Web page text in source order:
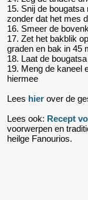
15. Snij de
zonder dat het mes
16. Smeer de
17. Zet het bakblik
graden en bak in 45
18. Laat de
19. Meng de kaneel
hiermee
Lees hier over de
Lees ook: Recept
voorwerpen en
heilge Fanourios.